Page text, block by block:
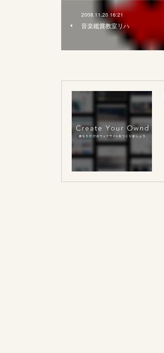
2008.11.20 16:21
音楽鑑賞教室リハ